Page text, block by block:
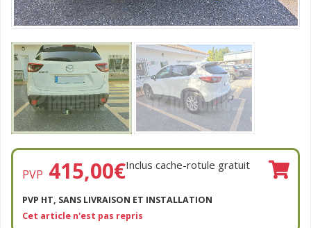
PVP 415,00€Inclus cache-rotule gratuit
PVP HT, SANS LIVRAISON ET INSTALLATION
Cet article n'est pas repris